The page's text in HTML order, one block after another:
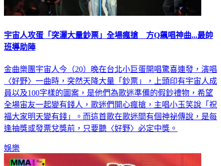
宇宙人攻蛋「突灑大量鈔票」全場瘋搶 方Q飆唱神曲...最帥
班導助陣
金曲樂團宇宙人今（20）晚在台北小巨蛋開唱驚喜連發，演唱
〈好野〉一曲時，突然天降大量「鈔票」，上頭印有宇宙人成
員以及100字樣的圖案，是他們為歌迷準備的假鈔禮物，希望
全場宙友一起變有錢人，歌迷們開心瘋搶，主唱小玉笑說「祝
福大家明天變有錢」。而這首歌在歌迷間有個神祕傳說，是每
逢抽獎或發票兌獎前，只要聽〈好野〉必定中獎。
娛樂